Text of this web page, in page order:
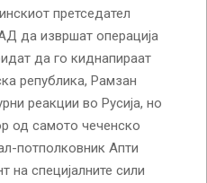
претседател
да извршат операција
да го киднапираат
република, Рамзан
реакции во Русија, но
од самото чеченско
потполковник Апти
на специјалните сили